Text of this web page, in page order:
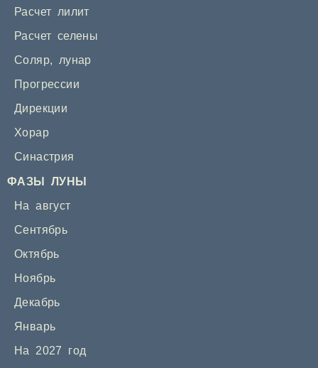
Расчет лилит
Расчет селены
Соляр, лунар
Прогрессии
Дирекции
Хорар
Синастрия
ФАЗЫ ЛУНЫ
На август
Сентябрь
Октябрь
Ноябрь
Декабрь
Январь
На 2027 год